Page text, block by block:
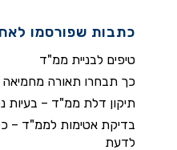
כתבות שפורסמו
טיפים לבניית ממ"ד
כך תבחרו תאורה מחמיאה
תיקון דלת ממ"ד – בעיות
בדיקת אטימות לממ"ד –
לדעת